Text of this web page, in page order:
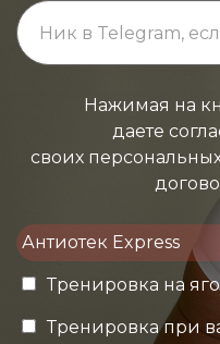
Нажимая на
даете
своих
Антиотек Express
Тренировка на
Тренировка при